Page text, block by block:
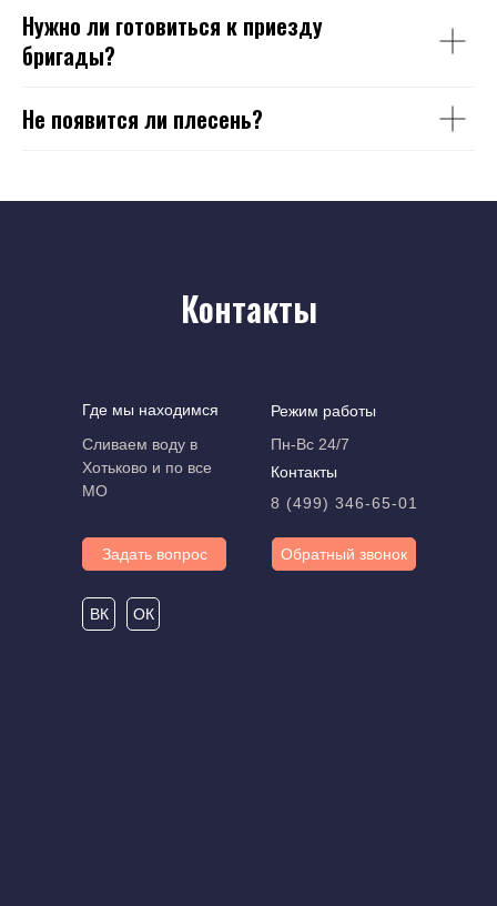
Нужно ли готовиться к приезду
бригады?
Не появится ли плесень?
Контакты
Где мы находимся
Сливаем воду в
Хотьково и по все
МО
Контакты
Режим работы
8 (499) 346-65-01
Пн-Вс 24/7
Задать вопрос Обратный звонок
ВК ОК